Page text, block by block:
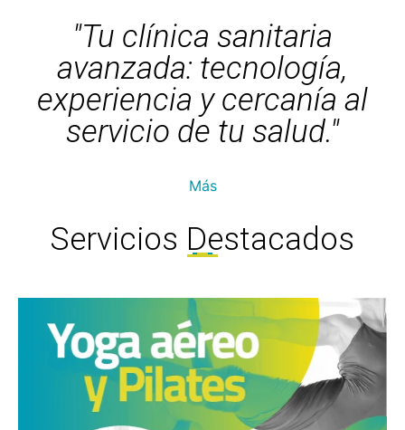
"Tu clínica sanitaria
avanzada: tecnología,
experiencia y cercanía al
servicio de tu salud."
Más
Servicios Destacados